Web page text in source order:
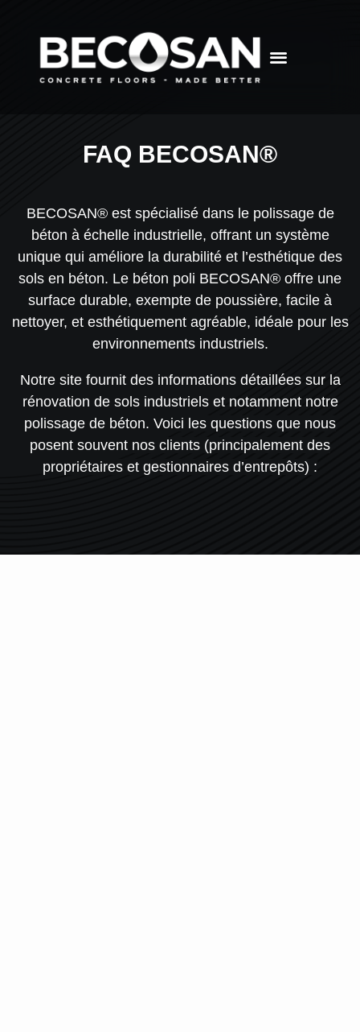
FAQ BECOSAN®
BECOSAN®est spécialisé dans le polissage de
béton à échelle industrielle, offrant un système
unique qui améliore la durabilité et l’esthétique des
sols en béton. Le béton poli BECOSAN® offre une
surface durable, exempte de poussière, facile à
nettoyer, et esthétiquement agréable, idéale pour les
environnements industriels.
Notre site fournit des informations détaillées sur la
rénovation de sols industriels et notamment notre
polissage de béton. Voici les questions que nous
posent souvent nos clients (principalement des
propriétaires et gestionnaires d’entrepôts) :